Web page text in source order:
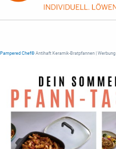
Pampered Chef® Antihaft Keramik-Bratpfannen | Werbung